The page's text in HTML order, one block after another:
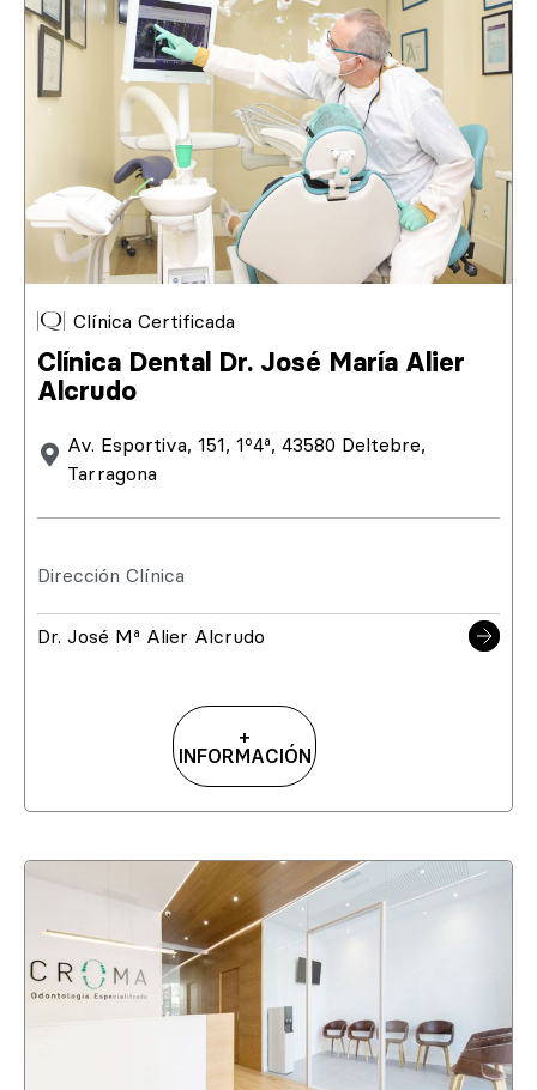
Clínica Certificada
Clínica Dental Dr. José María Alier
Alcrudo
Av. Esportiva, 151, 1º4ª, 43580 Deltebre,
Tarragona
Dirección Clínica
Dr. José Mª Alier Alcrudo
+
INFORMACIÓN